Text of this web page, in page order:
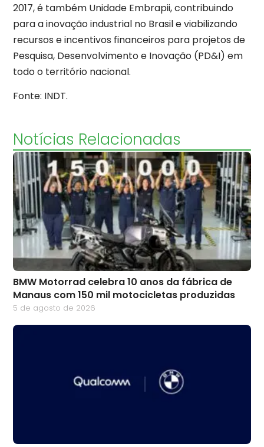
2017, é também Unidade Embrapii, contribuindo
para a inovação industrial no Brasil e viabilizando
recursos e incentivos financeiros para projetos de
Pesquisa, Desenvolvimento e Inovação (PD&I) em
todo o território nacional.
Fonte: INDT.
Notícias Relacionadas
BMW Motorrad celebra 10 anos da fábrica de
Manaus com 150 mil motocicletas produzidas
5 de agosto de 2026